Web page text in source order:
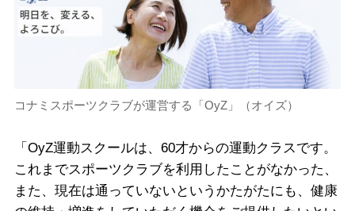
コナミスポーツクラブが運営する「OyZ」（オイズ）
「OyZ運動スクールは、60才からの運動クラスです。
これまでスポーツクラブを利用したことがなかった、
また、現在は通っていないというかたがたにも、健康